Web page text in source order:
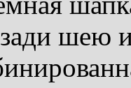
шею